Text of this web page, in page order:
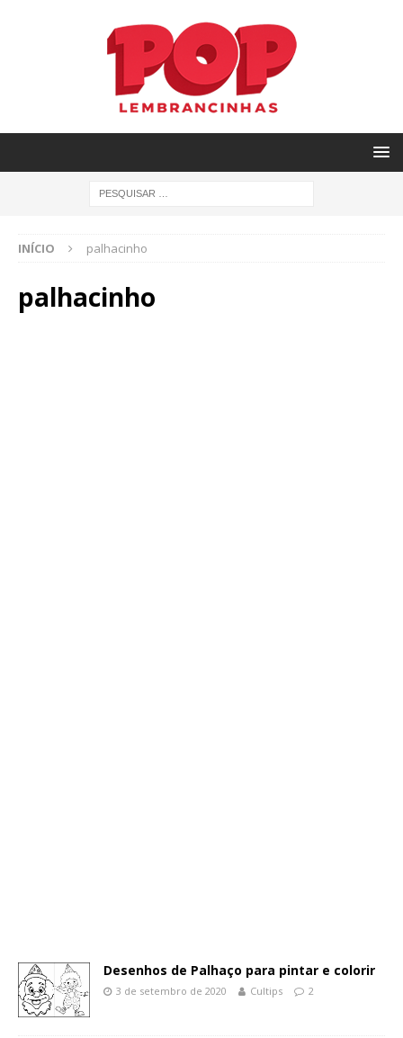
INÍCIO palhacinho
palhacinho
Desenhos de Palhaço para pintar e colorir
3 de setembro de 2020 Cultips 2